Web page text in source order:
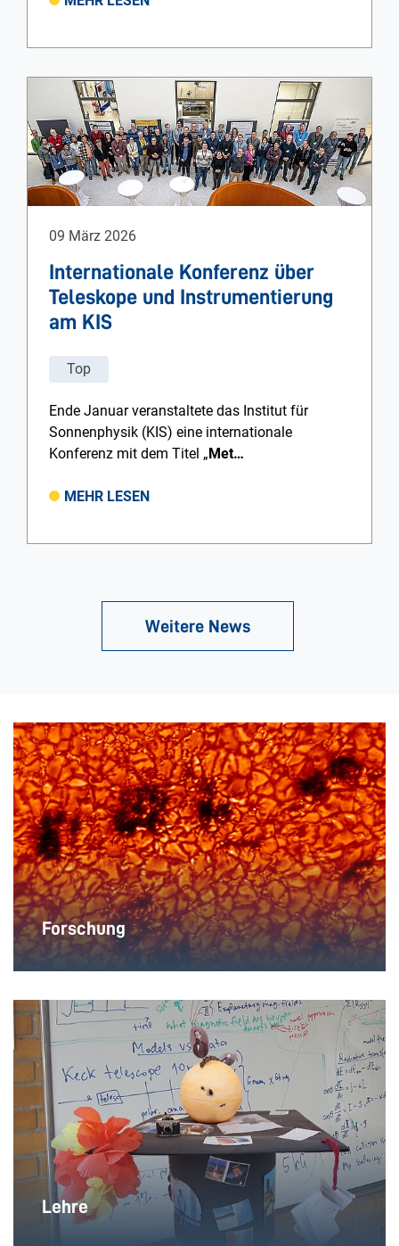
09 März 2026
Internationale Konferenz über
Teleskope und Instrumentierung
am KIS
Top
Ende Januar veranstaltete das Institut für
Sonnenphysik (KIS) eine internationale
Konferenz mit dem Titel „Met…
MEHR LESEN
Weitere News
Forschung
Lehre